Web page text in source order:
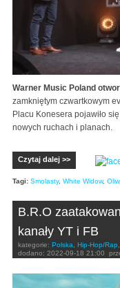
Warner Music Poland
zamkniętym czwartkowym
Placu Konesera pojawiło
nowych ruchach i planach.
Czytaj dalej >>
Tagi: Smolasty, White Widow,
B.R.O
kanały YT i FB
kategorie: Polska Hip-Hop/Rap
dodano: 2022-09-18 21:00